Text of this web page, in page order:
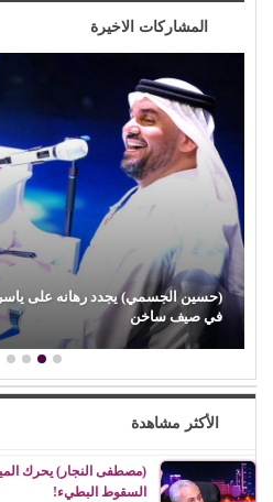
المشاركات الاخيرة
(حسين الجسمي) يجدد رهانه على
في صيف ساخن
الأكثر مشاهدة
(مصطفى النجار) يحرك
السقوط البطيء!